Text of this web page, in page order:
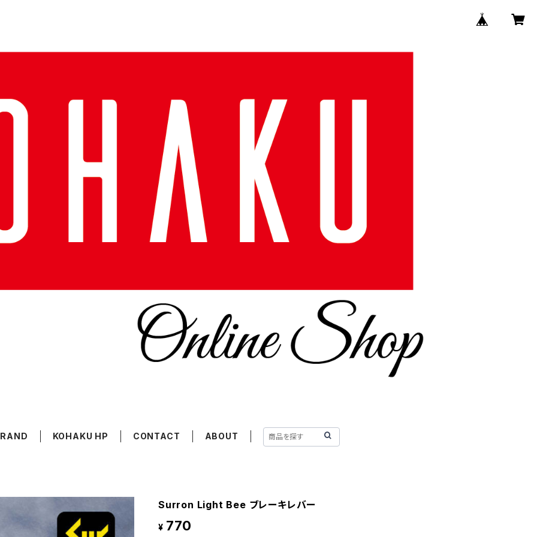
KOHAKU HP CONTACT ABOUT
Surron Light Bee ブレーキレバー
¥ 770